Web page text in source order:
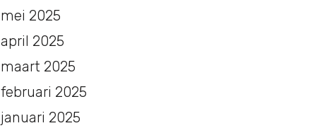
mei 2025
april 2025
maart 2025
februari 2025
januari 2025